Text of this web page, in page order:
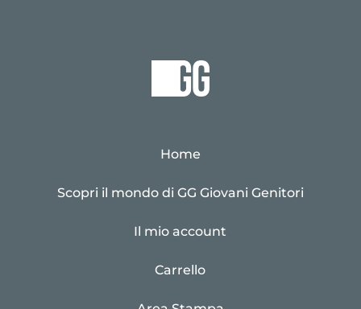
Home
Scopri il mondo di GG Giovani Genitori
Il mio account
Carrello